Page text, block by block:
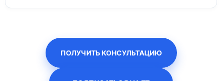
ПОЛУЧИТЬ КОНСУЛЬТАЦИЮ